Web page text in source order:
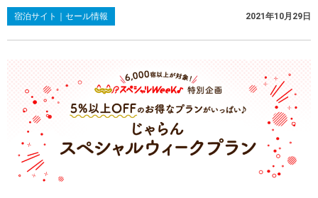
宿泊サイト｜セール情報 2021年10月29日